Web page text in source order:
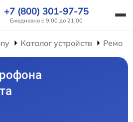
+7 (800) 301-97-75
Ежедневно с 9:00 до 21:00
Каталог устройств